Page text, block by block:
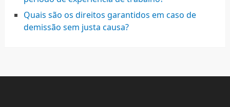
Quais são os direitos garantidos em caso de
demissão sem justa causa?